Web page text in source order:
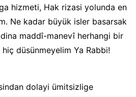
hizmeti, Hak rizasi yolunda en
Ne kadar büyük isler basarsak
maddî-manevî herhangi bir
düsünmeyelim Ya Rabbi!
dolayi ümitsizlige